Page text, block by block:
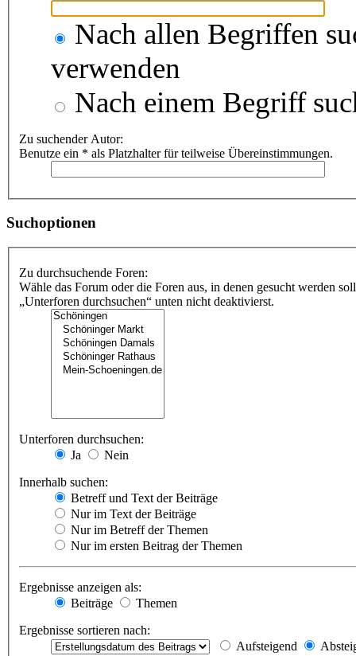
Nach allen Begriffen
verwenden
Nach einem Begriff
Zu suchender Autor:
Benutze ein * als Platzhalter für teilweise Übereinstimmungen.
Suchoptionen
Zu durchsuchende Foren:
Wähle das Forum oder die Foren aus, in denen gesucht werden
„Unterforen durchsuchen“ unten nicht deaktivierst.
Unterforen durchsuchen:
Ja
Nein
Innerhalb suchen:
Betreff und Text der Beiträge
Nur im Text der Beiträge
Nur im Betreff der Themen
Nur im ersten Beitrag der Themen
Ergebnisse anzeigen als:
Beiträge
Themen
Ergebnisse sortieren nach:
Aufsteigend